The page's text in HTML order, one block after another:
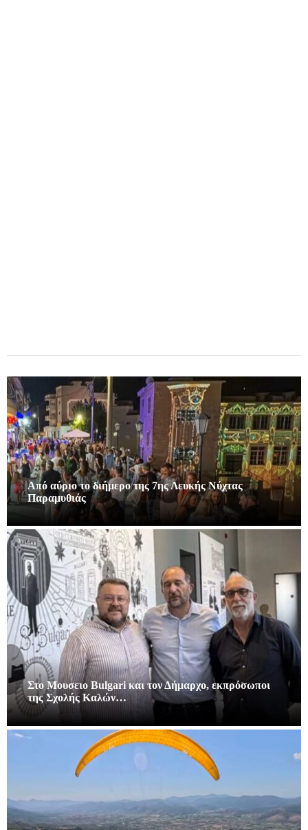
Από αύριο το διήμερο της 7ης Λευκής Νύχτας
Παραμυθιάς
Στο Μουσειο Bulgari και τον Δήμαρχο, εκπρόσωποι
της Σχολής Καλών…